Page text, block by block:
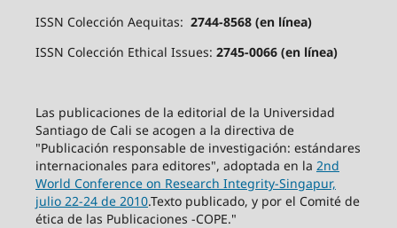
ISSN Colección Aequitas: 2744-8568 (en línea)
ISSN Colección Ethical Issues: 2745-0066 (en línea)
Las publicaciones de la editorial de la Universidad
Santiago de Cali se acogen a la directiva de
"Publicación responsable de investigación: estándares
internacionales para editores", adoptada en la 2nd
World Conference on Research Integrity-Singapur,
julio 22-24 de 2010.Texto publicado, y por el Comité de
ética de las Publicaciones -COPE."